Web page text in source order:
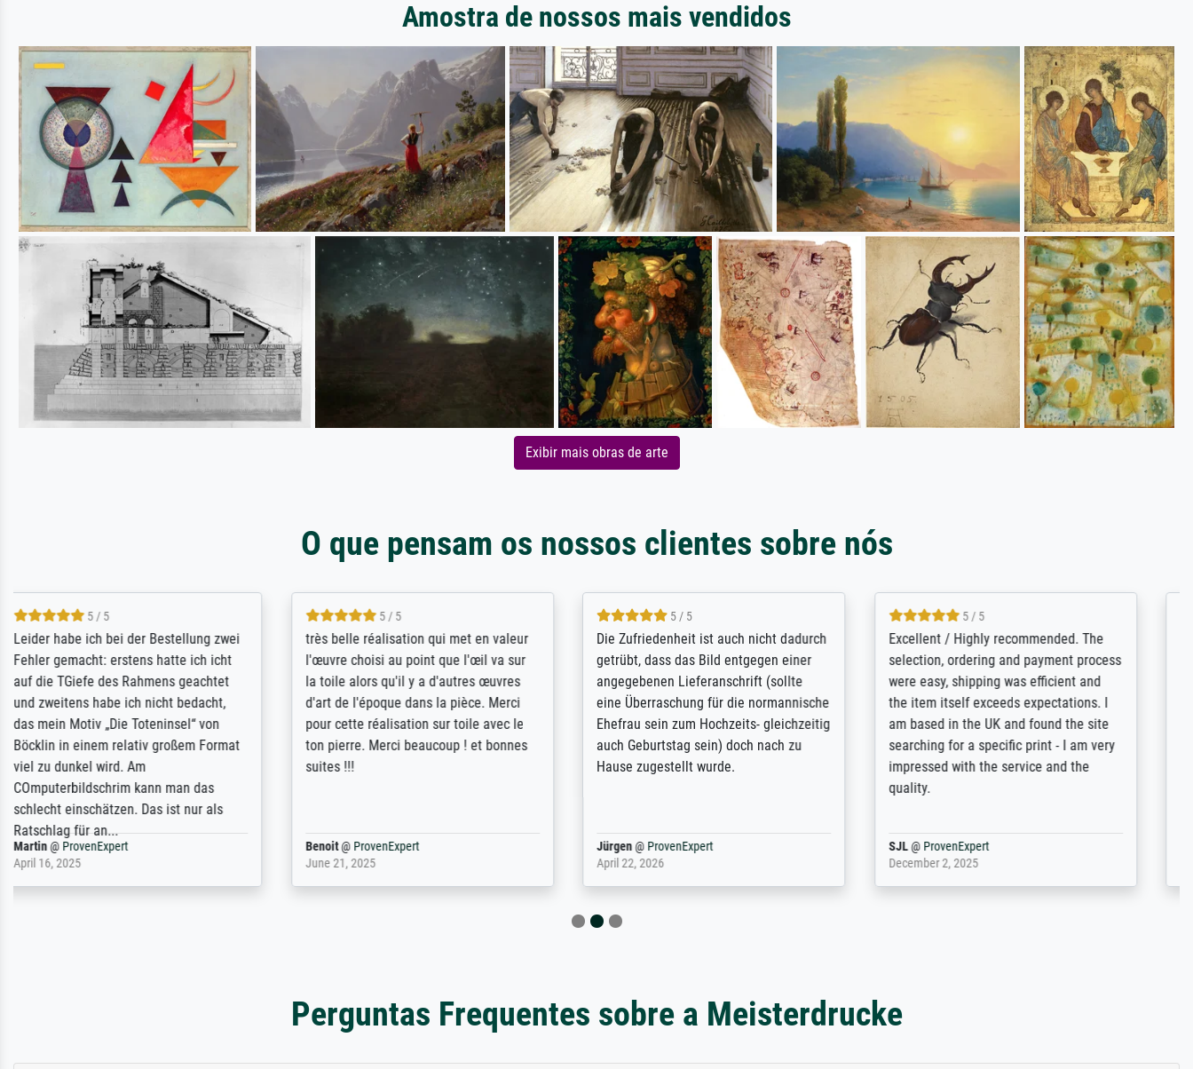
Amostra de nossos mais vendidos
Exibir mais obras de arte
O que pensam os nossos clientes sobre nós
Die Zufriedenheit ist auch nicht dadurch
getrübt, dass das Bild entgegen einer
angegebenen Lieferanschrift (sollte
eine Überraschung für die normannische
Ehefrau sein zum Hochzeits- gleichzeitig
auch Geburtstag sein) doch nach zu
Hause zugestellt wurde.
Jürgen@ProvenExpert
April 22, 2026
Excellent / Highly recommended. The
selection, ordering and payment process
were easy, shipping was efficient and
the item itself exceeds expectations. I
am based in the UK and found the site
searching for a specific print - I am very
impressed with the service and the
SJL @ProvenExpert
December 2, 2025
The team at Meisterdrucke strives to
meet its clients demands, and provides
expert advice on how to obtain the best
results for the prints requested by the
client. The company has a vast
repertoire of prints to choose from, and
will provide excellent service also with
Anonym@ProvenExpert
April 22, 2026
eine große Auswahl an Bildern und
deren Reproduktionsmöglichkeiten;
wurde sehr gut durch die einzelnen
Bestellkriterien geführt, verständliche
Erklärungen, z.B. mit Bilddarstellungen,
werde auf jeden Fall meine guten
Erfahrungen weitergeben.
Anonym@ProvenExpert
May 13, 2026
Perguntas Frequentes sobre a Meisterdrucke